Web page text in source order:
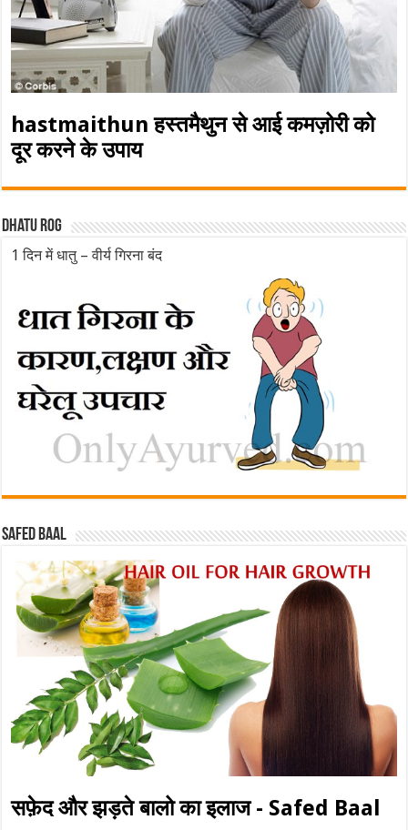
hastmaithun हस्तमैथुन से आई कमज़ोरी को
दूर करने के उपाय
Dhatu rog
1 दिन में धातु – वीर्य गिरना बंद
Safed baal
सफ़ेद और झड़ते बालो का इलाज - Safed Baal